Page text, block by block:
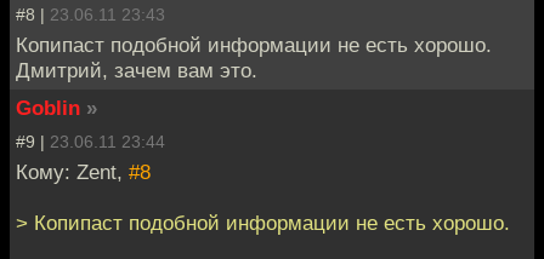
#8 | 23.06.11 23:43
Копипаст подобной информации не есть хорошо.
Дмитрий, зачем вам это.
Goblin »
#9 | 23.06.11 23:44
Кому: Zent, #8
> Копипаст подобной информации не есть хорошо.